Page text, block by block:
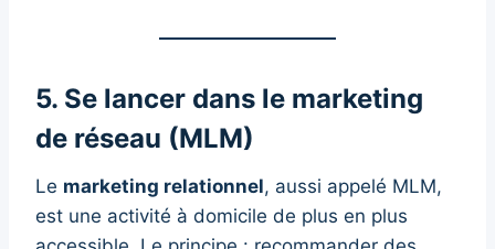
5. Se lancer dans le marketing
de réseau (MLM)
Le marketing relationnel, aussi appelé MLM,
est une activité à domicile de plus en plus